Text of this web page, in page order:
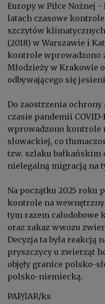
Europy w Piłce Nożnej
latach czasowe
szczytów klimatycznych
(2018) w Warszawie i
kontrole wprowadzono
Młodzieży w Krakowie
odbywającego się
Do zaostrzenia
czasie pandemii
wprowadzono kontrole
słowackiej, co
tzw. szlaku bałkańskim
nielegalną migracją na
Na początku 2025 roku
kontrole na
tym razem
oraz zakaz wwozu
Decyzja ta była reakcją
pryszczycy u zwierząt
objęły granice polsko-
polsko-niemiecką.
PAP/IAR/ks